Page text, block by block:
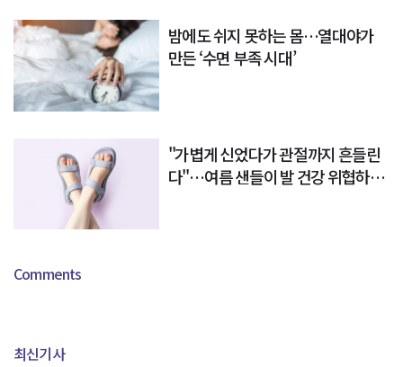
밤에도 쉬지 못하는 몸…열대야가
만든 ‘수면 부족 시대’
"가볍게 신었다가 관절까지 흔들린
다"…여름 샌들이 발 건강 위협하는
Comments
최신기사